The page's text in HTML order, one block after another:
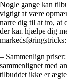
Nogle gange kan
vigtigt at være
narre dig til at tro, at
der kan hjælpe dig
markedsføringstricks:
– Sammenlign
sammenlignet med
tilbuddet ikke er